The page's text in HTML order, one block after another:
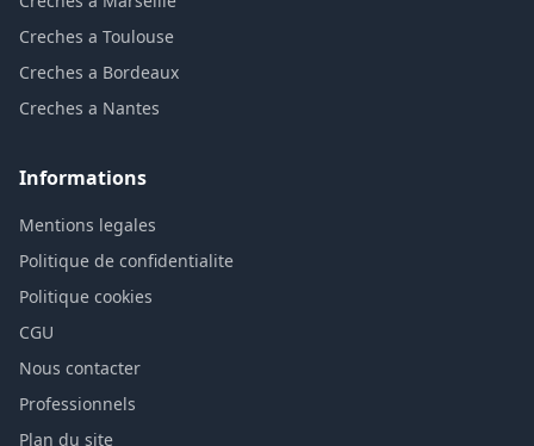
Creches a Toulouse
Creches a Bordeaux
Creches a Nantes
Informations
Mentions legales
Politique de confidentialite
Politique cookies
CGU
Nous contacter
Professionnels
Plan du site